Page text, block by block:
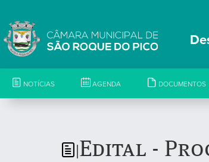
NOTÍCIAS AGENDA DOCUMENTOS
Edital -